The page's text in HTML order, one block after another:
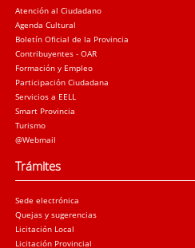
Atención al Ciudadano
Agenda Cultural
Boletín Oficial de la Provincia
Contribuyentes - OAR
Formación y Empleo
Participación Ciudadana
Servicios a EELL
Smart Provincia
Turismo
@Webmail
Trámites
Sede electrónica
Quejas y sugerencias
Licitación Local
Licitación Provincial